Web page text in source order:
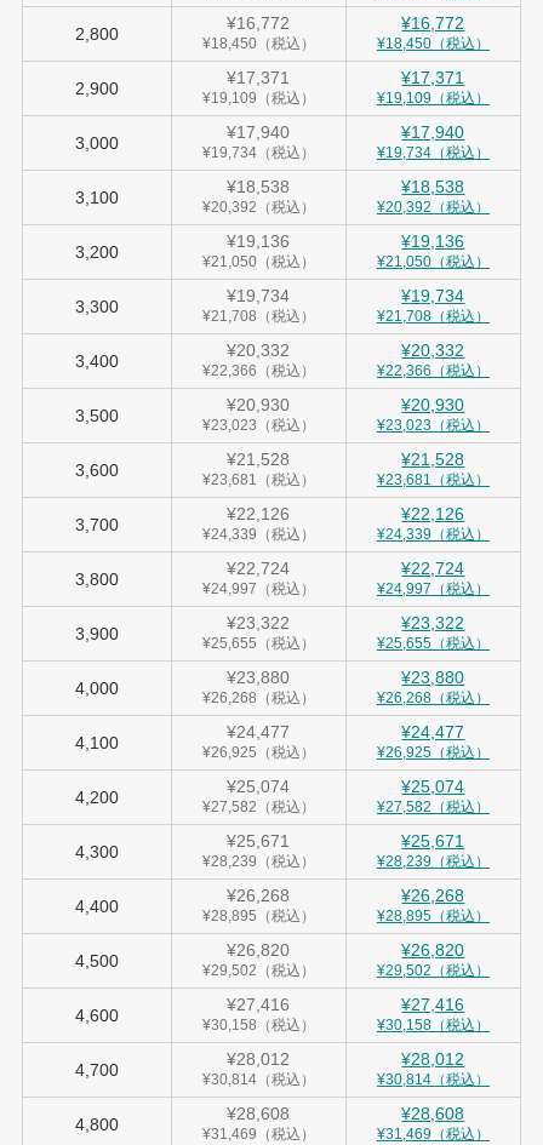
2,800
¥16,772
¥18,450（税込）
¥16,772
¥18,450（税込）
2,900
¥17,371
¥19,109（税込）
¥17,371
¥19,109（税込）
3,000
¥17,940
¥19,734（税込）
¥17,940
¥19,734（税込）
3,100
¥18,538
¥20,392（税込）
¥18,538
¥20,392（税込）
3,200
¥19,136
¥21,050（税込）
¥19,136
¥21,050（税込）
3,300
¥19,734
¥21,708（税込）
¥19,734
¥21,708（税込）
3,400
¥20,332
¥22,366（税込）
¥20,332
¥22,366（税込）
3,500
¥20,930
¥23,023（税込）
¥20,930
¥23,023（税込）
3,600
¥21,528
¥23,681（税込）
¥21,528
¥23,681（税込）
3,700
¥22,126
¥24,339（税込）
¥22,126
¥24,339（税込）
3,800
¥22,724
¥24,997（税込）
¥22,724
¥24,997（税込）
3,900
¥23,322
¥25,655（税込）
¥23,322
¥25,655（税込）
4,000
¥23,880
¥26,268（税込）
¥23,880
¥26,268（税込）
4,100
¥24,477
¥26,925（税込）
¥24,477
¥26,925（税込）
4,200
¥25,074
¥27,582（税込）
¥25,074
¥27,582（税込）
4,300
¥25,671
¥28,239（税込）
¥25,671
¥28,239（税込）
4,400
¥26,268
¥28,895（税込）
¥26,268
¥28,895（税込）
4,500
¥26,820
¥29,502（税込）
¥26,820
¥29,502（税込）
4,600
¥27,416
¥30,158（税込）
¥27,416
¥30,158（税込）
4,700
¥28,012
¥30,814（税込）
¥28,012
¥30,814（税込）
4,800
¥28,608
¥31,469（税込）
¥28,608
¥31,469（税込）